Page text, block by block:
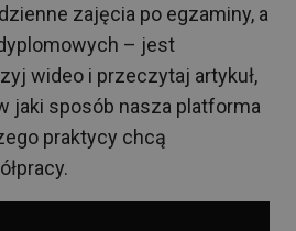
zajęcia po egzaminy, a
– jest
wideo i przeczytaj artykuł,
jaki sposób nasza platforma
praktycy chcą